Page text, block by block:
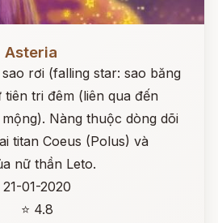
Asteria
rơi (falling star: sao băng
tri đêm (liên qua đến
Nàng thuộc dòng dõi
titan Coeus (Polus) và
nữ thần Leto.
21-01-2020
⭐ 4.8